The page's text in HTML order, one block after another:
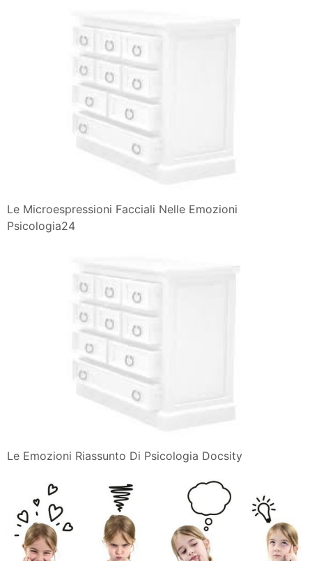
Le Microespressioni Facciali Nelle Emozioni
Psicologia24
Le Emozioni Riassunto Di Psicologia Docsity